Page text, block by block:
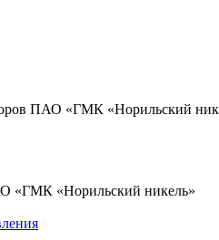
ПАО «ГМК «Норильский
«ГМК «Норильский никель»